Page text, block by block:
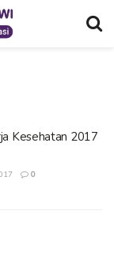
Kesehatan 2017
0